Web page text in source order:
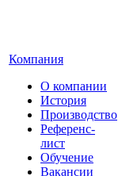
Компания
О компании
История
Производство
Референс-
лист
Обучение
Вакансии